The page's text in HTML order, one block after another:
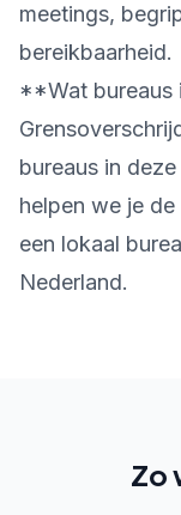
meetings,
bereikbaarheid.
**Wat bureaus
bureaus in
helpen we je
een lokaal
Nederland.
Zo